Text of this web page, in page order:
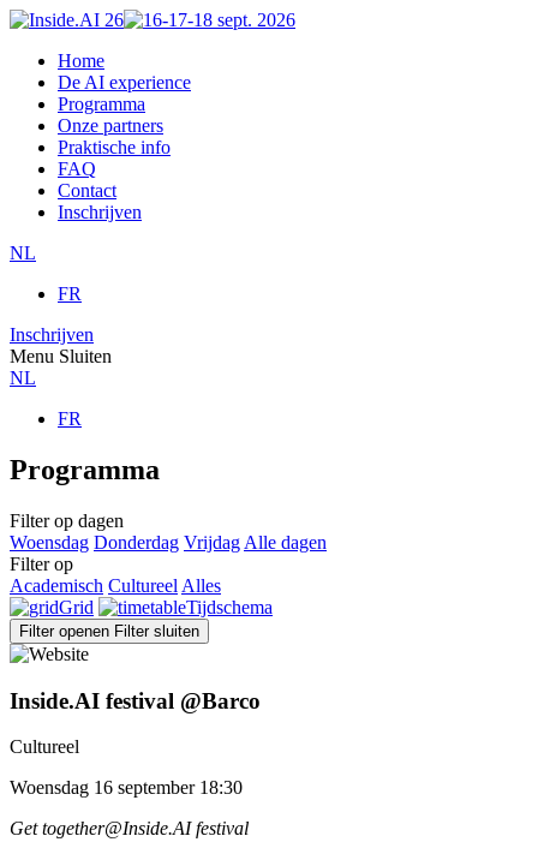
Home
De AI experience
Programma
Onze partners
Praktische info
FAQ
Contact
Inschrijven
NL
FR
Inschrijven
Menu Sluiten
NL
FR
Programma
Filter op dagen
Woensdag Donderdag Vrijdag Alle dagen
Filter op
Academisch Cultureel Alles
Grid
Tijdschema
Filter openen Filter sluiten
Inside.AI festival @Barco
Cultureel
Woensdag 16 september 18:30
Get together@Inside.AI festival